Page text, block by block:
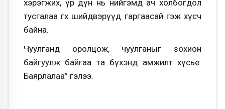
хэрэгжих, үр дүн нь нийгэмд ач холбогдол
тусгалаа өгөх шийдвэрүүд гаргаасай гэж хүсч
байна.
Чуулганд оролцож, чуулганыг зохион
байгуулж байгаа та бүхэнд амжилт хүсье.
Баярлалаа” гэлээ.